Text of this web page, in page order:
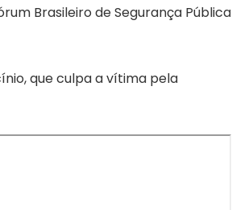
Brasileiro de Segurança Pública
que culpa a vítima pela